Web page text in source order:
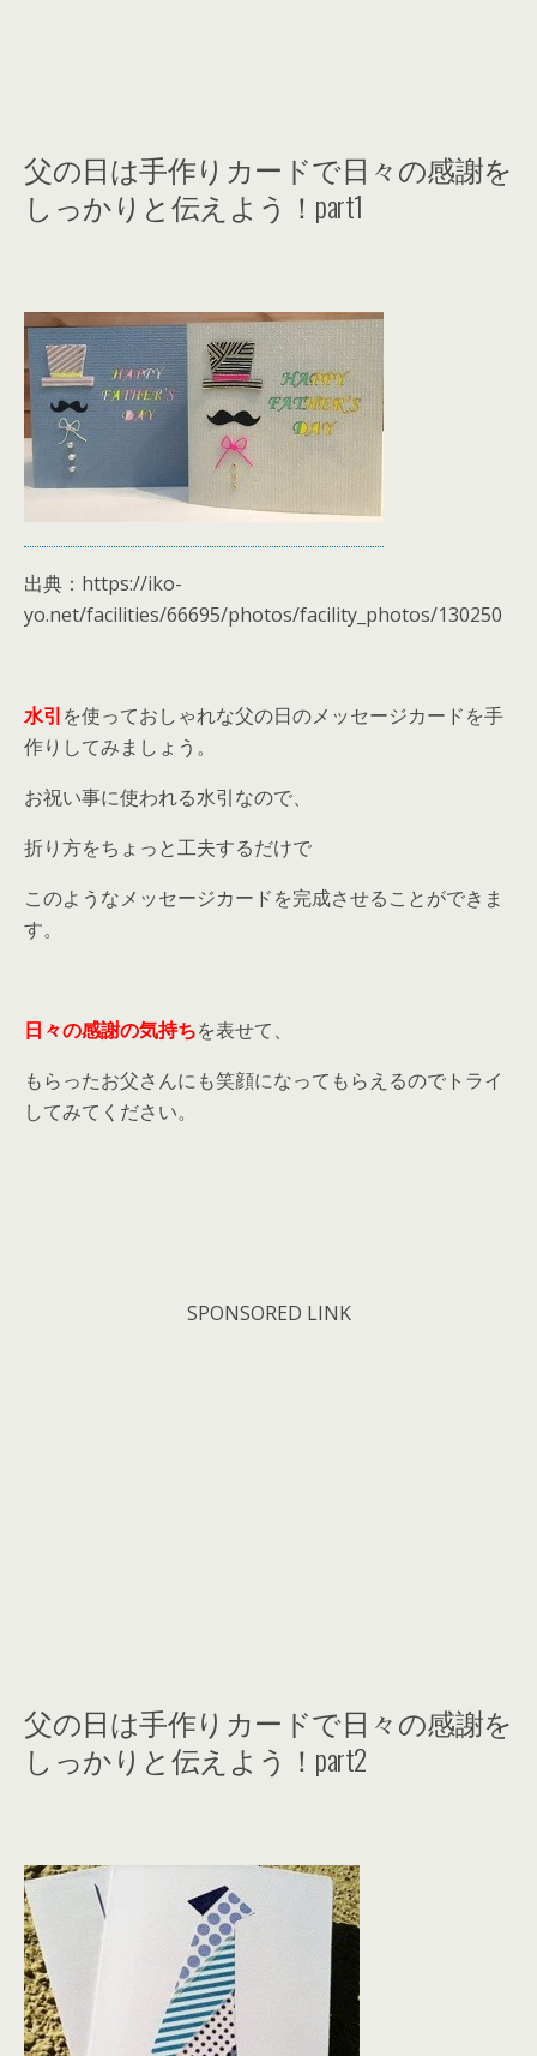
父の日は手作りカードで日々の感謝を
しっかりと伝えよう！part1
出典：https://iko-
yo.net/facilities/66695/photos/facility_photos/130250
水引を使っておしゃれな父の日のメッセージカードを手
作りしてみましょう。
お祝い事に使われる水引なので、
折り方をちょっと工夫するだけで
このようなメッセージカードを完成させることができま
す。
日々の感謝の気持ちを表せて、
もらったお父さんにも笑顔になってもらえるのでトライ
してみてください。
SPONSORED LINK
父の日は手作りカードで日々の感謝を
しっかりと伝えよう！part2